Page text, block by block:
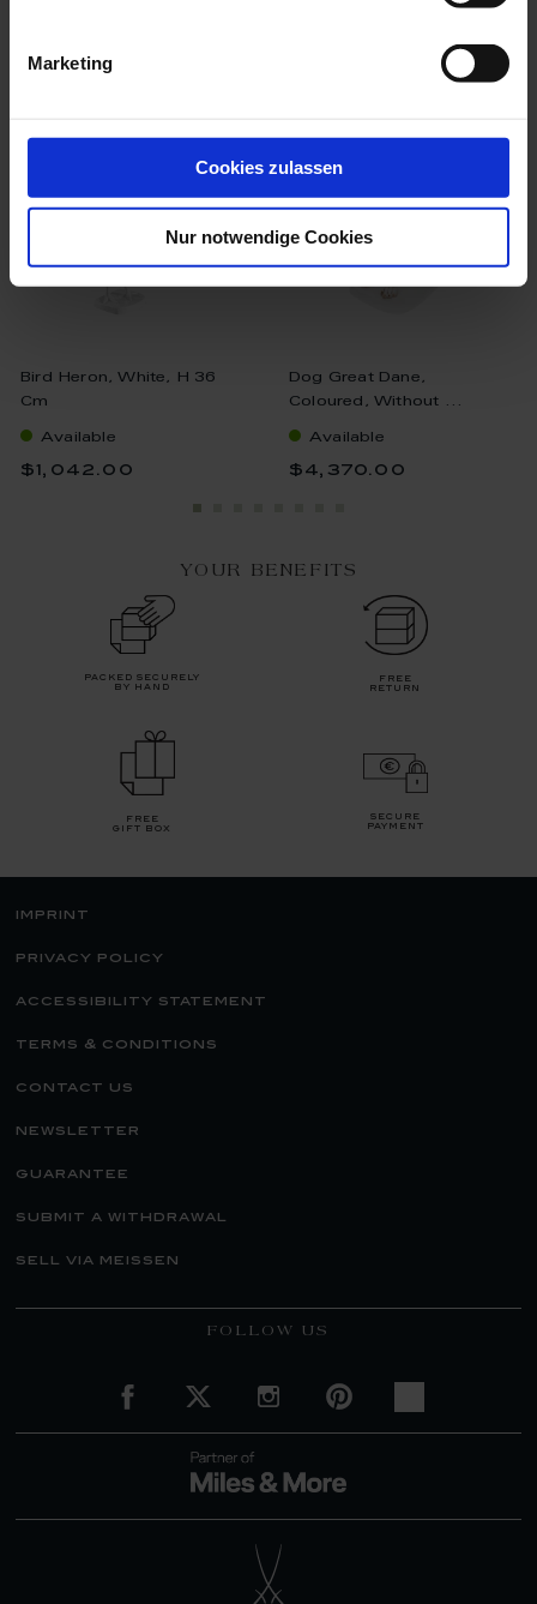
Marketing
Cookies zulassen
Nur notwendige Cookies
we think you’ll like these
Bird Heron, White, H 36
Cm
Available
$1,042.00
Dog Great Dane,
Coloured, Without ...
Available
$4,370.00
YOUR BENEFITS
packed securely
by hand
free
return
free
gift box
secure
payment
imprint
privacy policy
accessibility statement
terms & conditions
contact us
newsletter
guarantee
submit a withdrawal
sell via meissen
FOLLOW US